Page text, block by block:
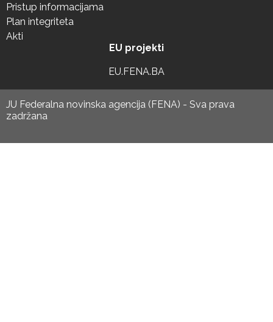
Pristup informacijama
Plan integriteta
Akti
EU projekti
EU.FENA.BA
JU Federalna novinska agencija (FENA) - Sva prava
zadržana